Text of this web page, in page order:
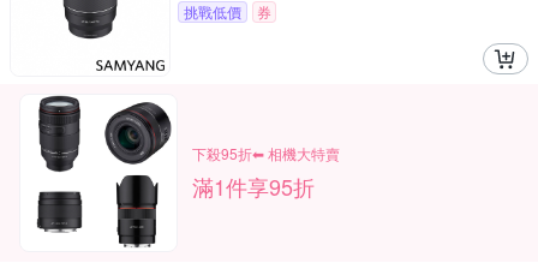
挑戰低價
券
下殺95折⬅︎ 相機大特賣
滿1件享95折